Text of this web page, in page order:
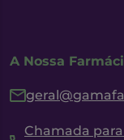
A Nossa
Chamada